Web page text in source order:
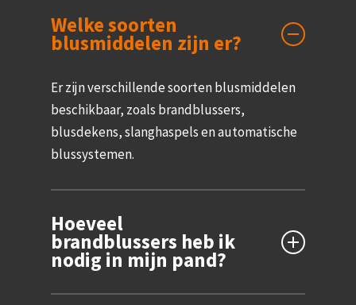
Welke soorten
blusmiddelen zijn er?
Er zijn verschillende soorten blusmiddelen
beschikbaar, zoals brandblussers,
blusdekens, slanghaspels en automatische
blussystemen.
Hoeveel
brandblussers heb ik
nodig in mijn pand?